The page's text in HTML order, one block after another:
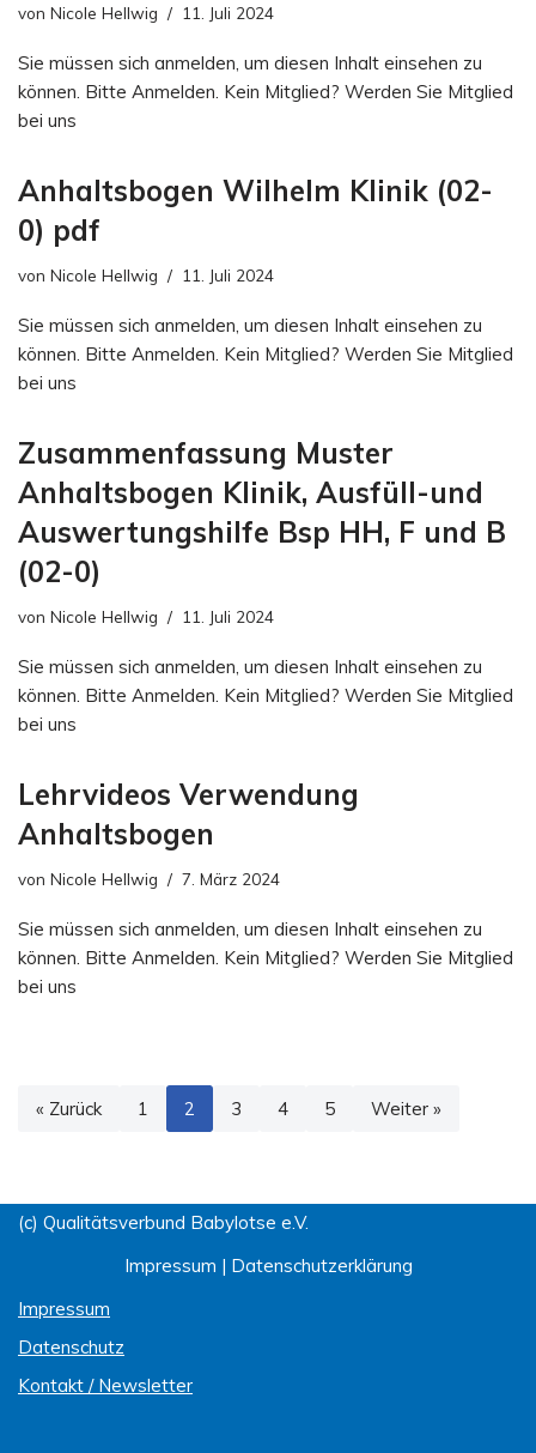
von Nicole Hellwig 11. Juli 2024
Sie müssen sich anmelden, um diesen Inhalt einsehen zu
können. Bitte Anmelden. Kein Mitglied? Werden Sie Mitglied
bei uns
Anhaltsbogen Wilhelm Klinik (02-
0) pdf
von Nicole Hellwig 11. Juli 2024
Sie müssen sich anmelden, um diesen Inhalt einsehen zu
können. Bitte Anmelden. Kein Mitglied? Werden Sie Mitglied
bei uns
Zusammenfassung Muster
Anhaltsbogen Klinik, Ausfüll-und
Auswertungshilfe Bsp HH, F und B
(02-0)
von Nicole Hellwig 11. Juli 2024
Sie müssen sich anmelden, um diesen Inhalt einsehen zu
können. Bitte Anmelden. Kein Mitglied? Werden Sie Mitglied
bei uns
Lehrvideos Verwendung
Anhaltsbogen
von Nicole Hellwig 7. März 2024
Sie müssen sich anmelden, um diesen Inhalt einsehen zu
können. Bitte Anmelden. Kein Mitglied? Werden Sie Mitglied
bei uns
« Zurück 1 2 3 4 5 Weiter »
(c) Qualitätsverbund Babylotse e.V.
Impressum | Datenschutzerklärung
Impressum
Datenschutz
Kontakt / Newsletter